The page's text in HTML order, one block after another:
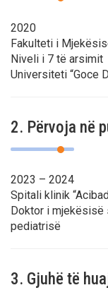
2020
Fakulteti i
Niveli i 7 të arsimit
Universiteti “Goce
2. Përvoja në
2023 – 2024
Spitali klinik
Doktor i
pediatrisë
3. Gjuhë të